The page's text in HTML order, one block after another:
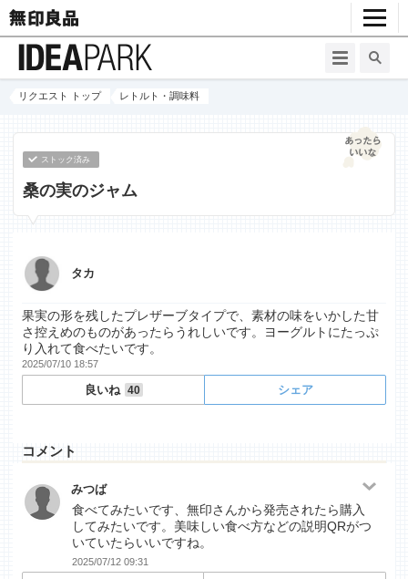
リクエスト トップ レトルト・調味料
ストック済み
桑の実のジャム
タカ
果実の形を残したプレザーブタイプで、素材の味をいかした甘
さ控えめのものがあったらうれしいです。ヨーグルトにたっぷ
り入れて食べたいです。
2025/07/10 18:57
良いね 40 シェア
コメント
みつば
食べてみたいです、無印さんから発売されたら購入
してみたいです。美味しい食べ方などの説明QRがつ
いていたらいいですね。
2025/07/12 09:31